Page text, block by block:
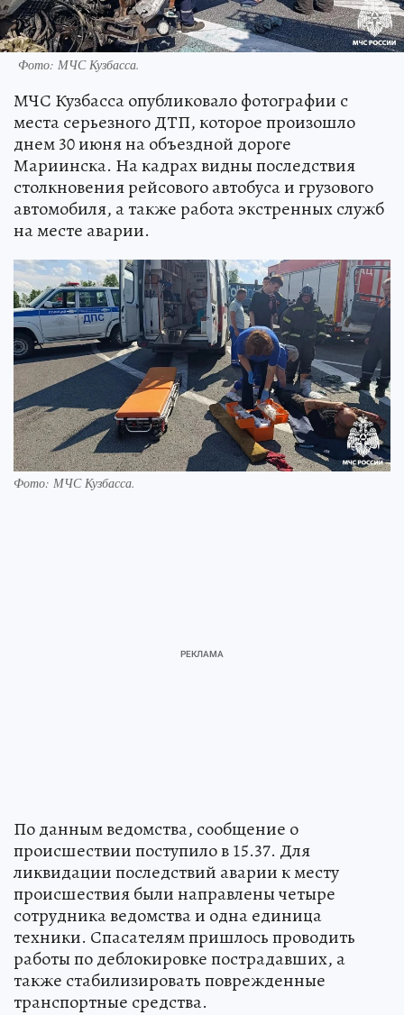
Фото: МЧС Кузбасса.
МЧС Кузбасса опубликовало фотографии с
места серьезного ДТП, которое произошло
днем 30 июня на объездной дороге
Мариинска. На кадрах видны последствия
столкновения рейсового автобуса и грузового
автомобиля, а также работа экстренных служб
на месте аварии.
Фото: МЧС Кузбасса.
По данным ведомства, сообщение о
происшествии поступило в 15.37. Для
ликвидации последствий аварии к месту
происшествия были направлены четыре
сотрудника ведомства и одна единица
техники. Спасателям пришлось проводить
работы по деблокировке пострадавших, а
также стабилизировать поврежденные
транспортные средства.